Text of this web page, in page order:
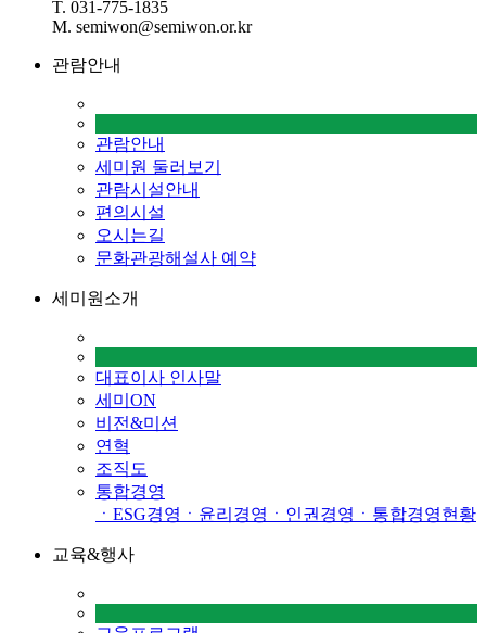
T. 031-775-1835
M. semiwon@semiwon.or.kr
관람안내
관람안내
세미원 둘러보기
관람시설안내
편의시설
오시는길
문화관광해설사 예약
세미원소개
대표이사 인사말
세미ON
비전&미션
연혁
조직도
통합경영
ㆍESG경영 ㆍ윤리경영 ㆍ인권경영 ㆍ통합경영현황
교육&행사